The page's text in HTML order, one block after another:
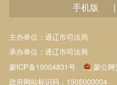
手机版 |
主办单位：通辽市司法局
承办单位：通辽市司法局
蒙ICP备19004831号
蒙公
政府网站标识码：1505000004